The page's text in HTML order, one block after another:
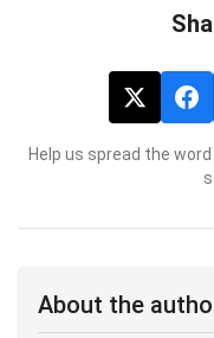
Help us spread the
About the